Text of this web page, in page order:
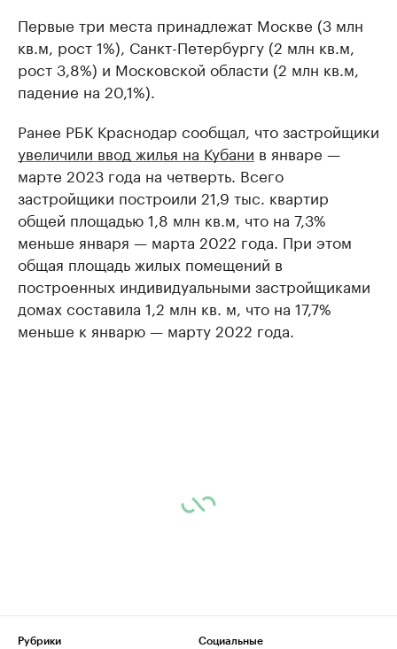
Первые три места принадлежат Москве (3 млн
кв.м, рост 1%), Санкт-Петербургу (2 млн кв.м,
рост 3,8%) и Московской области (2 млн кв.м,
падение на 20,1%).
Ранее РБК Краснодар сообщал, что застройщики
увеличили ввод жилья на Кубани в январе —
марте 2023 года на четверть. Всего
застройщики построили 21,9 тыс. квартир
общей площадью 1,8 млн кв.м, что на 7,3%
меньше января — марта 2022 года. При этом
общая площадь жилых помещений в
построенных индивидуальными застройщиками
домах составила 1,2 млн кв. м, что на 17,7%
меньше к январю — марту 2022 года.
Рубрики
Социальные